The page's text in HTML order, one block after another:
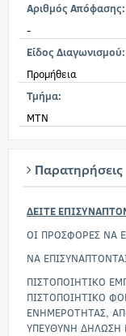
Αριθμός Απόφασης:
-
Είδος Διαγωνισμού:
Προμήθεια
Τμήμα:
MTN
Παρατηρήσεις
ΔΕΙΤΕ
ΟΙ ΠΡΟΣΦΟΡΕΣ ΝΑ
ΝΑ
ΠΙΣΤΟΠΟΙΗΤΙΚΟ
ΠΙΣΤΟΠΟΙΗΤΙΚΟ
ΕΝΗΜΕΡΟΤΗΤΑΣ,
ΥΠΕΥΘΥΝΗ ΔΗΛΩΣΗ